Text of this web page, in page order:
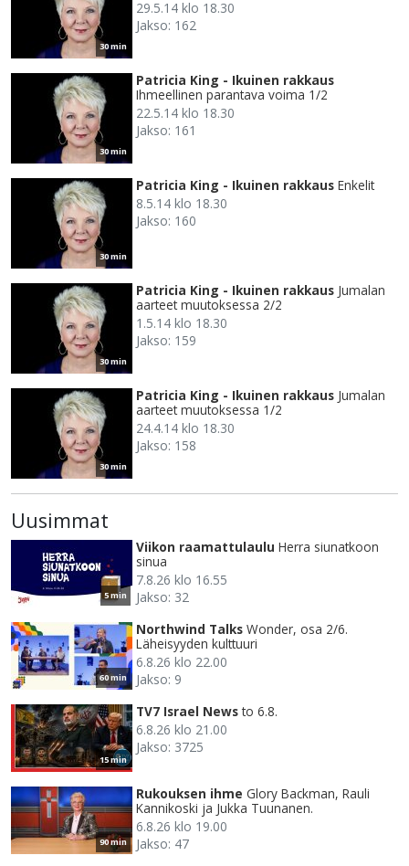
30 min
29.5.14 klo 18.30
Jakso: 162
30 min
Patricia King - Ikuinen rakkaus
Ihmeellinen parantava voima 1/2
22.5.14 klo 18.30
Jakso: 161
30 min
Patricia King - Ikuinen rakkaus Enkelit
8.5.14 klo 18.30
Jakso: 160
30 min
Patricia King - Ikuinen rakkaus Jumalan
aarteet muutoksessa 2/2
1.5.14 klo 18.30
Jakso: 159
30 min
Patricia King - Ikuinen rakkaus Jumalan
aarteet muutoksessa 1/2
24.4.14 klo 18.30
Jakso: 158
Uusimmat
5 min
Viikon raamattulaulu Herra siunatkoon
sinua
7.8.26 klo 16.55
Jakso: 32
60 min
Northwind Talks Wonder, osa 2/6.
Läheisyyden kulttuuri
6.8.26 klo 22.00
Jakso: 9
15 min
TV7 Israel News to 6.8.
6.8.26 klo 21.00
Jakso: 3725
90 min
Rukouksen ihme Glory Backman, Rauli
Kannikoski ja Jukka Tuunanen.
6.8.26 klo 19.00
Jakso: 47